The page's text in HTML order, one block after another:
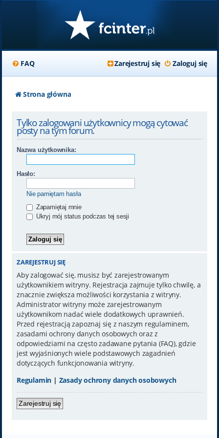
FAQ Zaloguj się
Zarejestruj się
Strona główna
Tylko zalogowani użytkownicy mogą cytować
posty na tym forum.
Nazwa użytkownika:
Hasło:
Nie pamiętam hasła
Zapamiętaj mnie
Ukryj mój status podczas tej sesji
ZAREJESTRUJ SIĘ
Aby zalogować się, musisz być zarejestrowanym
użytkownikiem witryny. Rejestracja zajmuje tylko chwilę, a
znacznie zwiększa możliwości korzystania z witryny.
Administrator witryny może zarejestrowanym
użytkownikom nadać wiele dodatkowych uprawnień.
Przed rejestracją zapoznaj się z naszym regulaminem,
zasadami ochrony danych osobowych oraz z
odpowiedziami na często zadawane pytania (FAQ), gdzie
jest wyjaśnionych wiele podstawowych zagadnień
dotyczących funkcjonowania witryny.
Regulamin | Zasady ochrony danych osobowych
Zarejestruj się